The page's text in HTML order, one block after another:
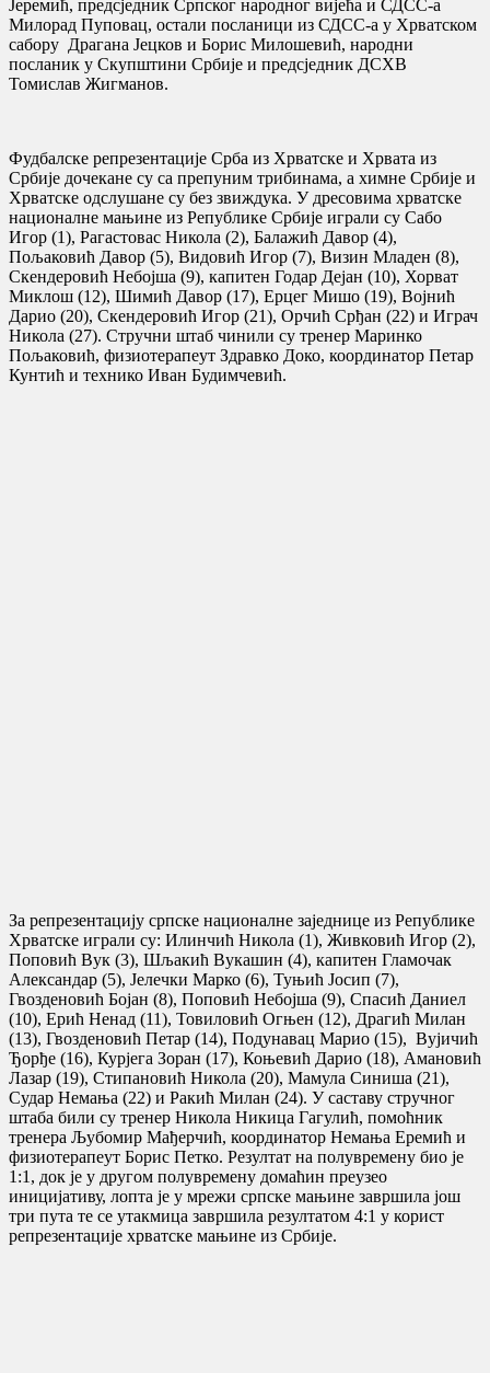
Јеремић, предсједник Српског народног вијећа и СДСС-а
Милорад Пуповац, остали посланици из СДСС-а у Хрватском
сабору Драгана Јецков и Борис Милошевић, народни
посланик у Скупштини Србије и предсједник ДСХВ
Томислав Жигманов.
Фудбалске репрезентације Срба из Хрватске и Хрвата из
Србије дочекане су са препуним трибинама, а химне Србије и
Хрватске одслушане су без звиждука. У дресовима хрватске
националне мањине из Републике Србије играли су Сабо
Игор (1), Рагастовас Никола (2), Балажић Давор (4),
Пољаковић Давор (5), Видовић Игор (7), Визин Младен (8),
Скендеровић Небојша (9), капитен Годар Дејан (10), Хорват
Миклош (12), Шимић Давор (17), Ерцег Мишо (19), Војнић
Дарио (20), Скендеровић Игор (21), Орчић Срђан (22) и Играч
Никола (27). Стручни штаб чинили су тренер Маринко
Пољаковић, физиотерапеут Здравко Доко, координатор Петар
Кунтић и технико Иван Будимчевић.
За репрезентацију српске националне заједнице из Републике
Хрватске играли су: Илинчић Никола (1), Живковић Игор (2),
Поповић Вук (3), Шљакић Вукашин (4), капитен Гламочак
Александар (5), Јелечки Марко (6), Туњић Јосип (7),
Гвозденовић Бојан (8), Поповић Небојша (9), Спасић Даниел
(10), Ерић Ненад (11), Товиловић Огњен (12), Драгић Милан
(13), Гвозденовић Петар (14), Подунавац Марио (15), Вујичић
Ђорђе (16), Курјега Зоран (17), Коњевић Дарио (18), Амановић
Лазар (19), Стипановић Никола (20), Мамула Синиша (21),
Судар Немања (22) и Ракић Милан (24). У саставу стручног
штаба били су тренер Никола Никица Гагулић, помоћник
тренера Љубомир Мађерчић, координатор Немања Еремић и
физиотерапеут Борис Петко. Резултат на полувремену био је
1:1, док је у другом полувремену домаћин преузео
иницијативу, лопта је у мрежи српске мањине завршила још
три пута те се утакмица завршила резултатом 4:1 у корист
репрезентације хрватске мањине из Србије.